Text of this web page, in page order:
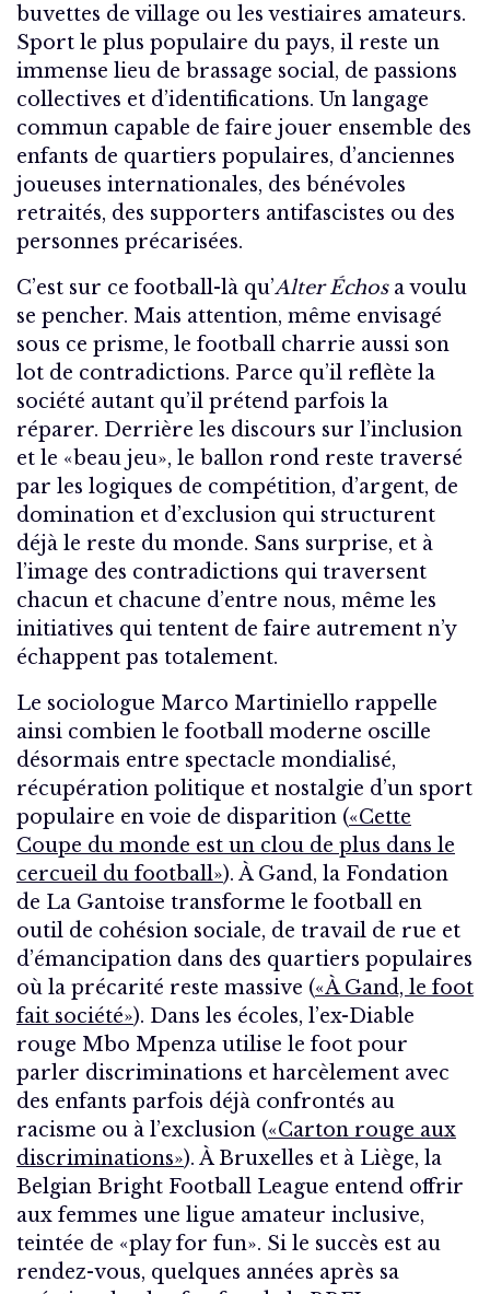
buvettes de village ou les vestiaires amateurs.
Sport le plus populaire du pays, il reste un
immense lieu de brassage social, de passions
collectives et d’identifications. Un langage
commun capable de faire jouer ensemble des
enfants de quartiers populaires, d’anciennes
joueuses internationales, des bénévoles
retraités, des supporters antifascistes ou des
personnes précarisées.
C’est sur ce football-là qu’Alter Échosa voulu
se pencher. Mais attention, même envisagé
sous ce prisme, le football charrie aussi son
lot de contradictions. Parce qu’il reflète la
société autant qu’il prétend parfois la
réparer. Derrière les discours sur l’inclusion
et le «beau jeu», le ballon rond reste traversé
par les logiques de compétition, d’argent, de
domination et d’exclusion qui structurent
déjà le reste du monde. Sans surprise, et à
l’image des contradictions qui traversent
chacun et chacune d’entre nous, même les
initiatives qui tentent de faire autrement n’y
échappent pas totalement.
Le sociologue Marco Martiniello rappelle
ainsi combien le football moderne oscille
désormais entre spectacle mondialisé,
récupération politique et nostalgie d’un sport
populaire en voie de disparition («Cette
Coupe du monde est un clou de plus dans le
cercueil du football»). À Gand, la Fondation
de La Gantoise transforme le football en
outil de cohésion sociale, de travail de rue et
d’émancipation dans des quartiers populaires
où la précarité reste massive («À Gand, le foot
fait société»). Dans les écoles, l’ex-Diable
rouge Mbo Mpenza utilise le foot pour
parler discriminations et harcèlement avec
des enfants parfois déjà confrontés au
racisme ou à l’exclusion («Carton rouge aux
discriminations»). À Bruxelles et à Liège, la
Belgian Bright Football League entend offrir
aux femmes une ligue amateur inclusive,
teintée de «play for fun». Si le succès est au
rendez-vous, quelques années après sa